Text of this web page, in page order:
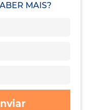
MAIS?